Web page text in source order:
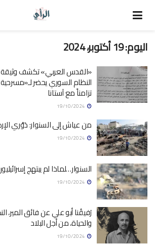
اليوم:19 أكتوبر، 2024
«القدس العربي» تكشف
النظام السوري يحضر
تزامناً مع آستانا
من عياش إلى السنوار: دَوْري
السنوار…لماذا لم يبتهج
رَفيقُنا أبو علي عن فائق المير،
والحياة، من أجل البلاد